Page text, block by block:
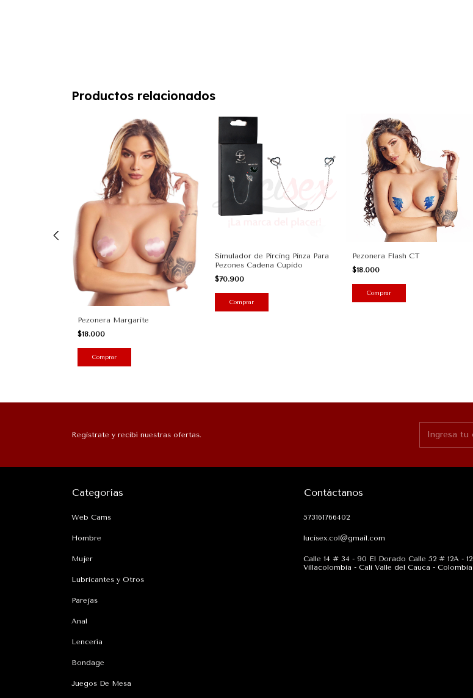
Productos relacionados
Pezonera Margarite
$18.000
Simulador de Pircing Pinza Para
Pezones Cadena Cupido
$70.900
Pezonera Flash CT
$18.000
Comprar
Registrate y recibí nuestras ofertas.
Categorías
Web Cams
Hombre
Mujer
Lubricantes y Otros
Parejas
Anal
Lencería
Bondage
Juegos De Mesa
Contáctanos
573161766402
lucisex.col@gmail.com
Calle 14 # 34 - 90 El Dorado Calle 52 # 12A - 12
Villacolombia - Cali Valle del Cauca - Colombia